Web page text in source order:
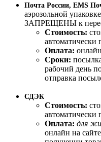
Почта России, EMS
аэрозольной
ЗАПРЕЩЕНЫ к
Стоимость:
автоматически
Оплата:
Сроки:
рабочий день
отправка
СДЭК
Стоимость:
автоматически
Оплата: для
онлайн на